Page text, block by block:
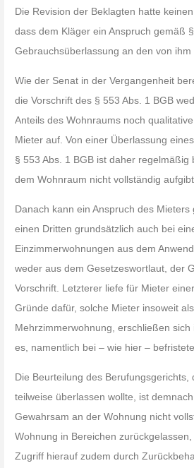
Die Revision der Beklagten hatte
dass dem Kläger ein Anspruch gemäß
Gebrauchsüberlassung an den von
Wie der Senat in der Vergangenheit
die Vorschrift des § 553 Abs. 1 BGB
Anteils des Wohnraums noch
Mieter auf. Von einer Überlassung
§ 553 Abs. 1 BGB ist daher
dem Wohnraum nicht vollständig aufgibt.
Danach kann ein Anspruch des
einen Dritten grundsätzlich auch bei
Einzimmerwohnungen aus dem
weder aus dem Gesetzeswortlaut, der
Vorschrift. Letzterer liefe für Mieter
Gründe dafür, solche Mieter insoweit
Mehrzimmerwohnung, erschließen
es, namentlich bei – wie hier –
Die Beurteilung des
teilweise überlassen wollte, ist
Gewahrsam an der Wohnung nicht
Wohnung in Bereichen
Zugriff hierauf zudem durch